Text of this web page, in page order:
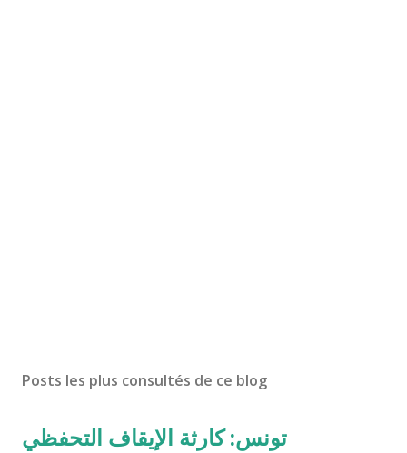
Posts les plus consultés de ce blog
تونس: كارثة الإيقاف التحفظي